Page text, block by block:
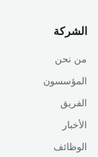
الشركة
من نحن
المؤسسون
الفريق
الأخبار
الوظائف